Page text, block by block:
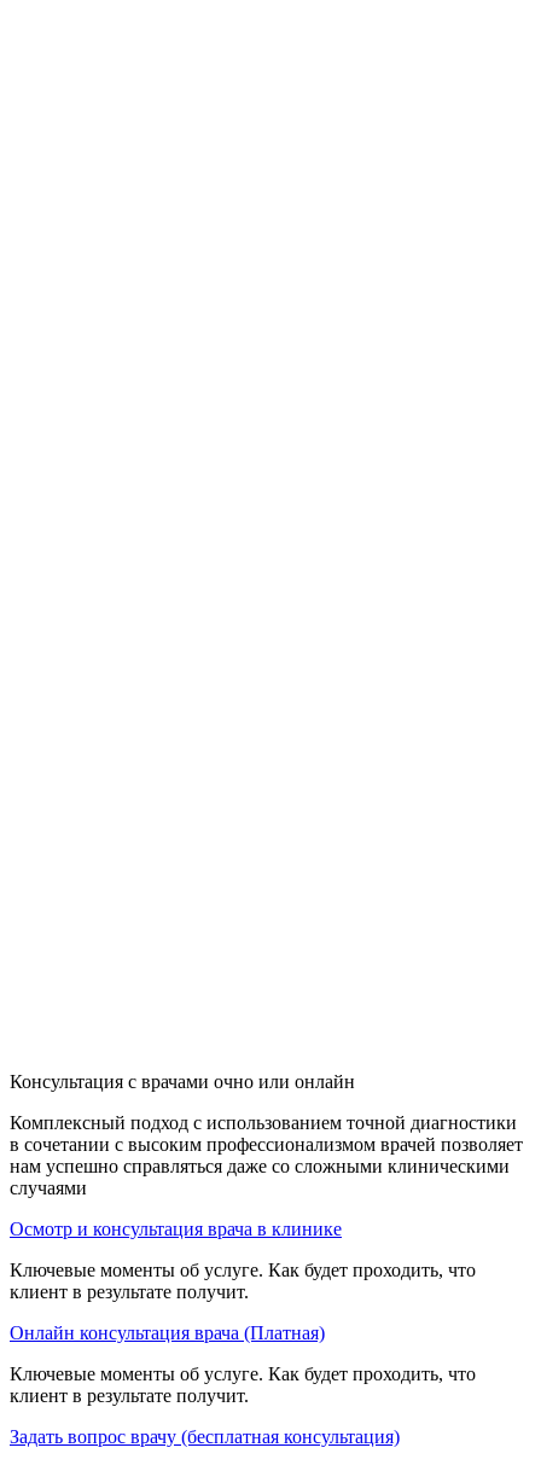
Консультация с врачами очно или онлайн
Комплексный подход с использованием точной диагностики
в сочетании с высоким профессионализмом врачей позволяет
нам успешно справляться даже со сложными клиническими
случаями
Осмотр и консультация врача в клинике
Ключевые моменты об услуге. Как будет проходить, что
клиент в результате получит.
Онлайн консультация врача (Платная)
Ключевые моменты об услуге. Как будет проходить, что
клиент в результате получит.
Задать вопрос врачу (бесплатная консультация)